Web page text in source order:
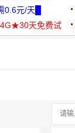
0.6元/天█
天免费试